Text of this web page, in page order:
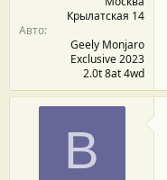
Крылатская 14
Авто
Geely Monjaro
Exclusive 2023
2.0t 8at 4wd
В